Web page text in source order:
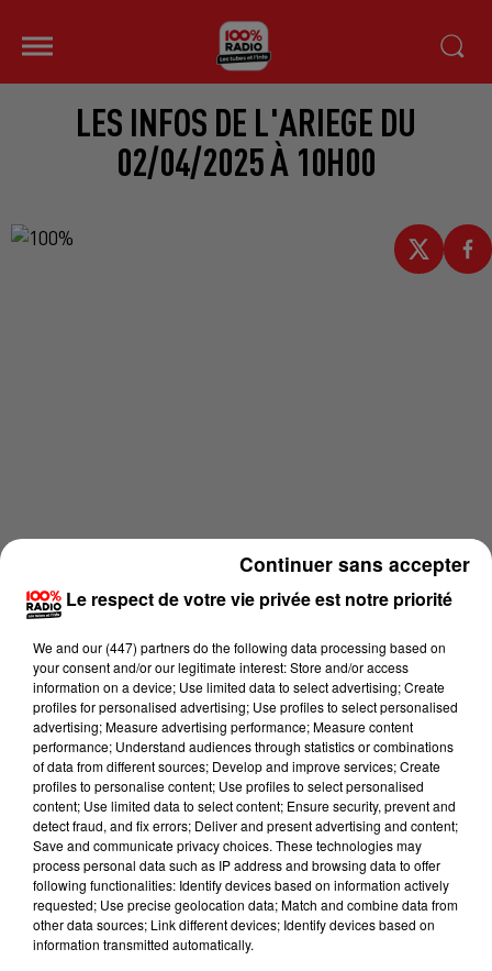
LES INFOS DE L'ARIEGE DU
02/04/2025 À 10H00
Lecture (2 min 14 sec)
100%
100% Radio les infos de l'Ariege
Le respect de votre vie privée est notre priorité
We and our (447) partnersdo the following data processing based on
your consent and/or our legitimate interest: Store and/or access
information on a device; Use limited data to select advertising; Create
profiles for personalised advertising; Use profiles to select personalised
advertising; Measure advertising performance; Measure content
performance; Understand audiences through statistics or combinations
of data from different sources; Develop and improve services; Create
profiles to personalise content; Use profiles to select personalised
content; Use limited data to select content; Ensure security, prevent and
detect fraud, and fix errors; Deliver and present advertising and content;
Save and communicate privacy choices. These technologies may
process personal data such as IP address and browsing data to offer
following functionalities: Identify devices based on information actively
requested; Use precise geolocation data; Match and combine data from
other data sources; Link different devices; Identify devices based on
information transmitted automatically.
Continuer sans accepter